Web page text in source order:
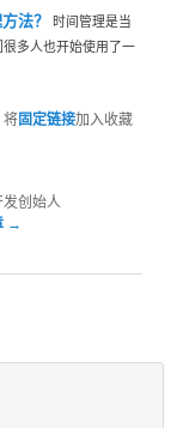
法？
时间管理是当
多人也开始使用了一
将固定链接加入收藏
发创始人
→